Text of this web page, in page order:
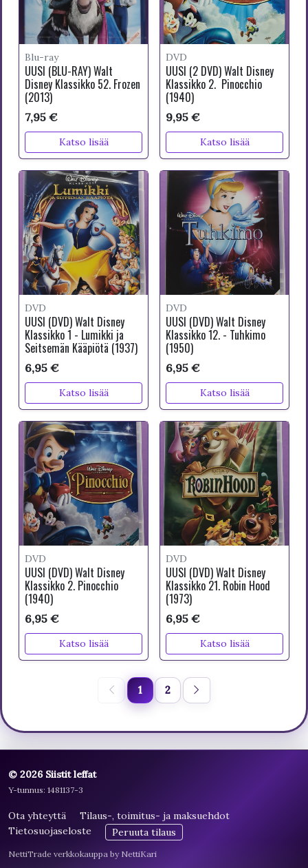
Blu-ray
UUSI (BLU-RAY) Walt
Disney Klassikko 52. Frozen
(2013)
7,95 €
Katso lisää
DVD
UUSI (2 DVD) Walt Disney
Klassikko 2. Pinocchio
(1940)
9,95 €
Katso lisää
DVD
UUSI (DVD) Walt Disney
Klassikko 1 - Lumikki ja
Seitsemän Kääpiötä (1937)
6,95 €
Katso lisää
DVD
UUSI (DVD) Walt Disney
Klassikko 12. - Tuhkimo
(1950)
6,95 €
Katso lisää
DVD
UUSI (DVD) Walt Disney
Klassikko 2. Pinocchio
(1940)
6,95 €
Katso lisää
DVD
UUSI (DVD) Walt Disney
Klassikko 21. Robin Hood
(1973)
6,95 €
Katso lisää
1 2
© 2026 Siistit leffat
Y-tunnus: 1481137-3
Ota yhteyttä
Tilaus-, toimitus- ja maksuehdot
Tietosuojaseloste
Peruuta tilaus
NettiTrade verkkokauppa by NettiKari